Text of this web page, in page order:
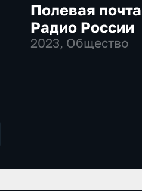
Полевая почта
Радио России
2023, Общество